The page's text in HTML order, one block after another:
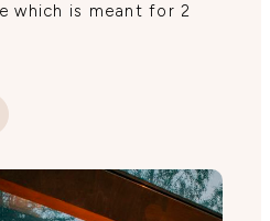
which is meant for 2